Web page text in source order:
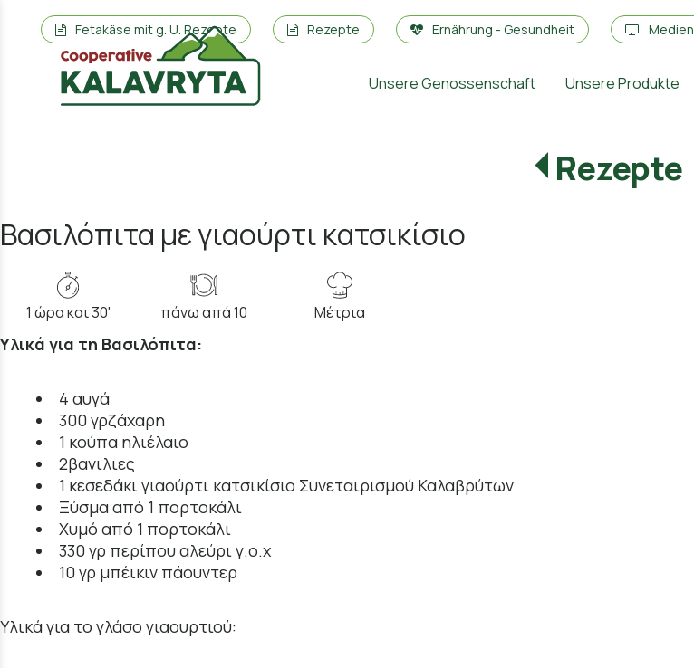
Fetakäse mit g. U. Rezepte Rezepte Ernährung - Gesundheit Medien
Unsere Genossenschaft Unsere Produkte
Rezepte
Βασιλόπιτα με γιαούρτι κατσικίσιο
1 ώρα και 30' πάνω απά 10 Μέτρια
Υλικά για τη Βασιλόπιτα:
4 αυγά
300 γρζάχαρη
1 κούπα ηλιέλαιο
2βανιλιες
1 κεσεδάκι γιαούρτι κατσικίσιο Συνεταιρισμού Καλαβρύτων
Ξύσμα από 1 πορτοκάλι
Χυμό από 1 πορτοκάλι
330 γρ περίπου αλεύρι γ.ο.χ
10 γρ μπέικιν πάουντερ
Υλικά για το γλάσο γιαουρτιού: